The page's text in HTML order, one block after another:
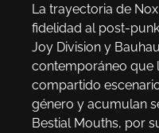
La trayectoria de
fidelidad al post-
Joy Division y
contemporáneo que
compartido
género y acumulan
Bestial Mouths, por